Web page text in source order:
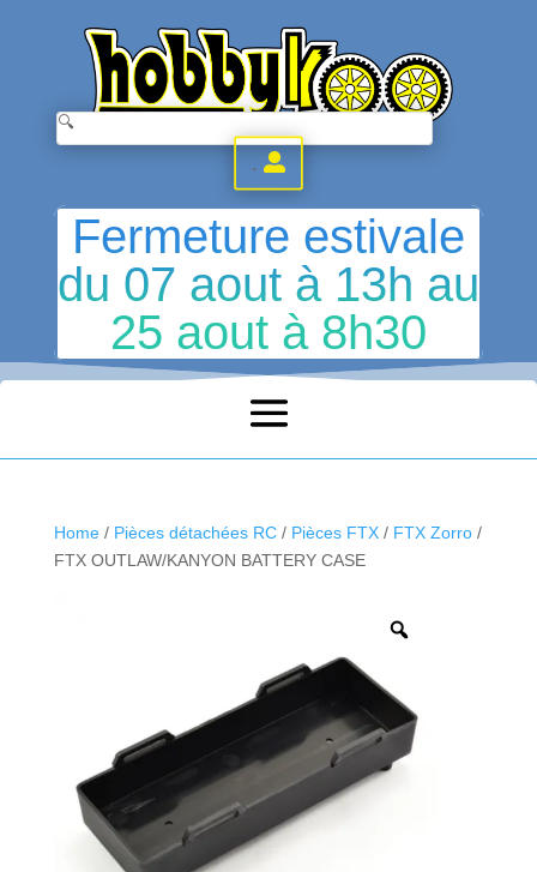
.
Fermeture estivale
du 07 aout à 13h au
25 aout à 8h30
Home/ Pièces détachées RC/ Pièces FTX/ FTX Zorro/
FTX OUTLAW/KANYON BATTERY CASE